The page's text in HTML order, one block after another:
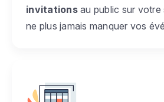
invitationsau public sur votre
ne plus jamais manquer vos